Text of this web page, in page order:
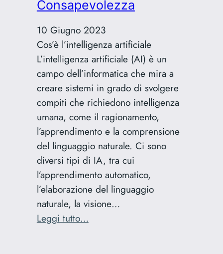
ho
tempo”:
Priorità
e
motivazione
Consapevolezza
10 Giugno 2023
Cos’è l’intelligenza artificiale
L’intelligenza artificiale (AI) è un
campo dell’informatica che mira a
creare sistemi in grado di svolgere
compiti che richiedono intelligenza
umana, come il ragionamento,
l’apprendimento e la comprensione
del linguaggio naturale. Ci sono
diversi tipi di IA, tra cui
l’apprendimento automatico,
l’elaborazione del linguaggio
naturale, la visione…
Leggi tutto…: